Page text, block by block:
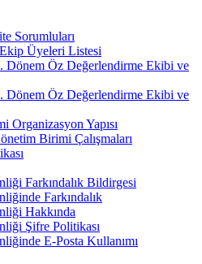
Sorumluları
Üyeleri Listesi
Dönem Öz Değerlendirme Ekibi ve
Dönem Öz Değerlendirme Ekibi ve
Organizasyon Yapısı
Birimi Çalışmaları
Farkındalık Bildirgesi
Farkındalık
Hakkında
Şifre Politikası
E-Posta Kullanımı